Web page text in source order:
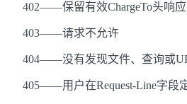
402——保留有效ChargeTo头响应
403——请求不允许
404——没有发现文件、查询或
405——用户在Request-Line字段